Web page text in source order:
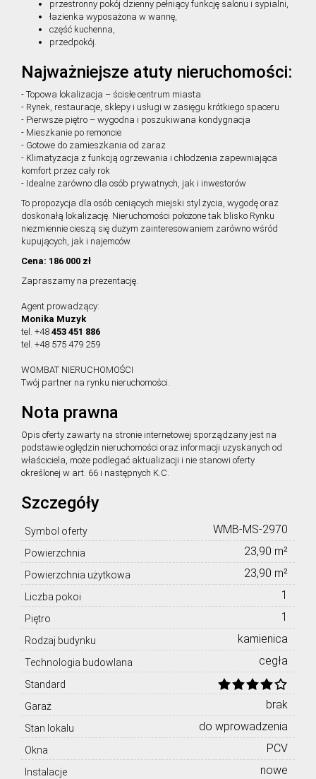
przestronny pokój dzienny pełniący funkcję salonu i sypialni,
łazienka wyposażona w wannę,
część kuchenna,
przedpokój.
Najważniejsze atuty nieruchomości:
- Topowa lokalizacja – ścisłe centrum miasta
- Rynek, restauracje, sklepy i usługi w zasięgu krótkiego spaceru
- Pierwsze piętro – wygodna i poszukiwana kondygnacja
- Mieszkanie po remoncie
- Gotowe do zamieszkania od zaraz
- Klimatyzacja z funkcją ogrzewania i chłodzenia zapewniająca
komfort przez cały rok
- Idealne zarówno dla osób prywatnych, jak i inwestorów
To propozycja dla osób ceniących miejski styl życia, wygodę oraz
doskonałą lokalizację. Nieruchomości położone tak blisko Rynku
niezmiennie cieszą się dużym zainteresowaniem zarówno wśród
kupujących, jak i najemców.
Cena: 186 000 zł
Zapraszamy na prezentację.
Agent prowadzący:
Monika Muzyk
tel. +48 453 451 886
tel. +48 575 479 259
WOMBAT NIERUCHOMOŚCI
Twój partner na rynku nieruchomości.
Nota prawna
Opis oferty zawarty na stronie internetowej sporządzany jest na
podstawie oględzin nieruchomości oraz informacji uzyskanych od
właściciela, może podlegać aktualizacji i nie stanowi oferty
określonej w art. 66 i następnych K.C.
Szczegóły
Symbol oferty WMB-MS-2970
Powierzchnia 23,90 m²
Powierzchnia użytkowa 23,90 m²
Liczba pokoi 1
Piętro 1
Rodzaj budynku kamienica
Technologia budowlana cegła
Standard
Garaż
brak
Stan lokalu do wprowadzenia
Okna PCV
Instalacje nowe